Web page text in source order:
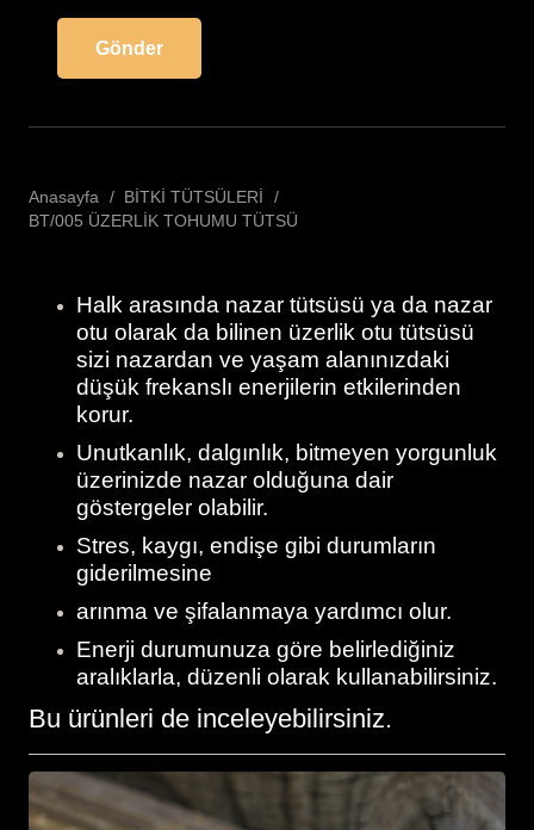
Anasayfa / BİTKİ TÜTSÜLERİ
/
BT/005 ÜZERLİK TOHUMU TÜTSÜ
Halk arasında nazar tütsüsü ya da nazar
otu olarak da bilinen üzerlik otu tütsüsü
sizi nazardan ve yaşam alanınızdaki
düşük frekanslı enerjilerin etkilerinden
korur.
Unutkanlık, dalgınlık, bitmeyen yorgunluk
üzerinizde nazar olduğuna dair
göstergeler olabilir.
Stres, kaygı, endişe gibi durumların
giderilmesine
arınma ve şifalanmaya yardımcı olur.
Enerji durumunuza göre belirlediğiniz
aralıklarla, düzenli olarak kullanabilirsiniz.
Bu ürünleri de inceleyebilirsiniz.